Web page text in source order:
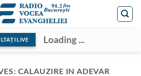
LIVE Loading ...
CALAUZIRE IN ADEVAR